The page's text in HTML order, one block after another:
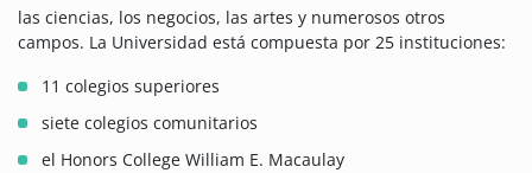
las ciencias, los negocios, las artes y numerosos otros
campos. La Universidad está compuesta por 25 instituciones:
11 colegios superiores
siete colegios comunitarios
el Honors College William E. Macaulay